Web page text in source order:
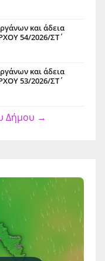
και άδεια
54/2026/ΣΤ΄
και άδεια
53/2026/ΣΤ΄
Δήμου →